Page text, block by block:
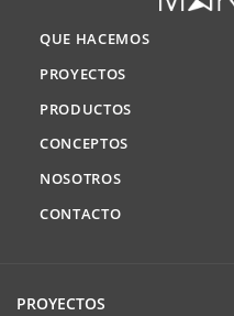
QUE HACEMOS
PROYECTOS
PRODUCTOS
CONCEPTOS
NOSOTROS
CONTACTO
PROYECTOS